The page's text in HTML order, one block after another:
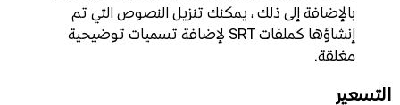
بالإضافة إلى ذلك ، يمكنك تنزيل النصوص التي تم
إنشاؤها كملفات SRT لإضافة تسميات توضيحية
مغلقة.
التسعير